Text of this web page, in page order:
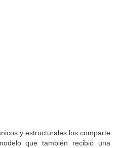
y estructurales los comparte
que también recibió una